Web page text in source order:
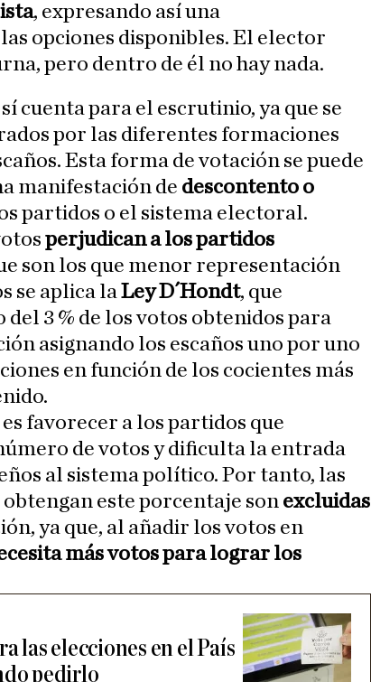
, expresando así una
opciones disponibles. El elector
pero dentro de él no hay nada.
cuenta para el escrutinio, ya que se
por las diferentes formaciones
Esta forma de votación se puede
manifestación de descontento o
partidos o el sistema electoral.
perjudican a los partidos
son los que menor representación
se aplica laLey D´Hondt, que
3 % de los votos obtenidos para
asignando los escaños uno por uno
en función de los cocientes más
favorecer a los partidos que
de votos y dificulta la entrada
al sistema político. Por tanto, las
este porcentaje son excluidas
ya que, al añadir los votos en
más votos para lograr los
las elecciones en el País
pedirlo